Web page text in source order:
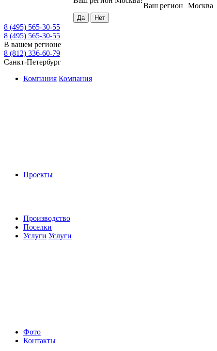
Москва
Ваш регион
8 (495) 565-30-55
8 (495) 565-30-55
В вашем регионе
8 (812) 336-60-79
Санкт-Петербург
Компания Компания
Проекты
Производство
Поселки
Услуги Услуги
Фото
Контакты